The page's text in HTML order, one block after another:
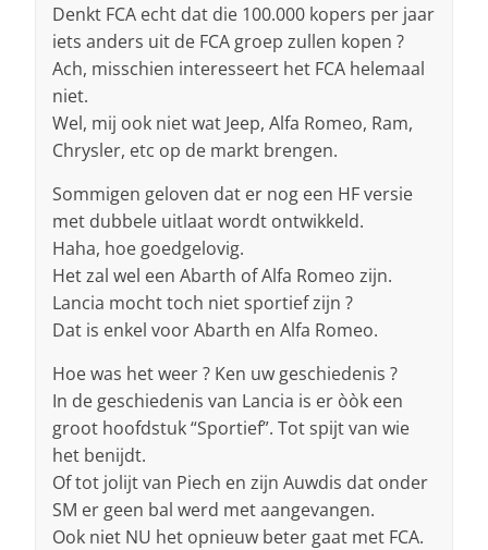
Denkt FCA echt dat die 100.000 kopers per jaar
iets anders uit de FCA groep zullen kopen ?
Ach, misschien interesseert het FCA helemaal
niet.
Wel, mij ook niet wat Jeep, Alfa Romeo, Ram,
Chrysler, etc op de markt brengen.
Sommigen geloven dat er nog een HF versie
met dubbele uitlaat wordt ontwikkeld.
Haha, hoe goedgelovig.
Het zal wel een Abarth of Alfa Romeo zijn.
Lancia mocht toch niet sportief zijn ?
Dat is enkel voor Abarth en Alfa Romeo.
Hoe was het weer ? Ken uw geschiedenis ?
In de geschiedenis van Lancia is er òòk een
groot hoofdstuk “Sportief”. Tot spijt van wie
het benijdt.
Of tot jolijt van Piech en zijn Auwdis dat onder
SM er geen bal werd met aangevangen.
Ook niet NU het opnieuw beter gaat met FCA.